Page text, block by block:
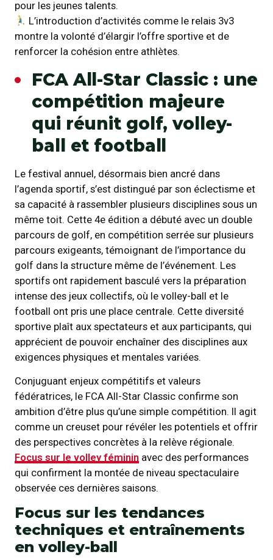
pour les jeunes talents.
L’introduction d’activités comme le relais 3v3
montre la volonté d’élargir l’offre sportive et de
renforcer la cohésion entre athlètes.
FCA All-Star Classic : une
compétition majeure
qui réunit golf, volley-
ball et football
Le festival annuel, désormais bien ancré dans
l’agenda sportif, s’est distingué par son éclectisme et
sa capacité à rassembler plusieurs disciplines sous un
même toit. Cette 4e édition a débuté avec un double
parcours de golf, en compétition serrée sur plusieurs
parcours exigeants, témoignant de l’importance du
golf dans la structure même de l’événement. Les
sportifs ont rapidement basculé vers la préparation
intense des jeux collectifs, où le volley-ball et le
football ont pris une place centrale. Cette diversité
sportive plaît aux spectateurs et aux participants, qui
apprécient de pouvoir enchaîner des disciplines aux
exigences physiques et mentales variées.
Conjuguant enjeux compétitifs et valeurs
fédératrices, le FCA All-Star Classic confirme son
ambition d’être plus qu’une simple compétition. Il agit
comme un creuset pour révéler les potentiels et offrir
des perspectives concrètes à la relève régionale.
Focus sur le volley féminin avec des performances
qui confirment la montée de niveau spectaculaire
observée ces dernières saisons.
Focus sur les tendances
techniques et entraînements
en volley-ball